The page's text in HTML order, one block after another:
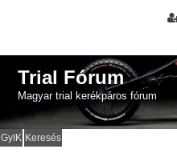
Trial Fórum
Magyar trial kerékpáros fórum
GyIK Keresés